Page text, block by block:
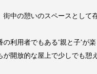
中の憩いのスペースとし
利用者でもある”親と子”が
開放的な屋上で少しでも憩